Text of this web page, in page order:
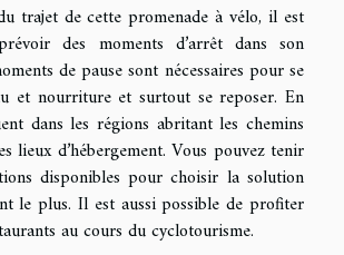
trajet de cette promenade à vélo, il est
des moments d’arrêt dans son
de pause sont nécessaires pour se
et nourriture et surtout se reposer. En
dans les régions abritant les chemins
lieux d’hébergement. Vous pouvez tenir
disponibles pour choisir la solution
le plus. Il est aussi possible de profiter
au cours du cyclotourisme.